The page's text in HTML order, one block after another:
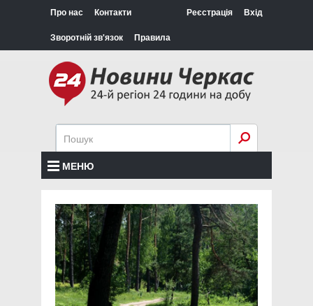
Про нас Контакти
Зворотній зв'язок Правила
Реєстрація Вхід
МЕНЮ